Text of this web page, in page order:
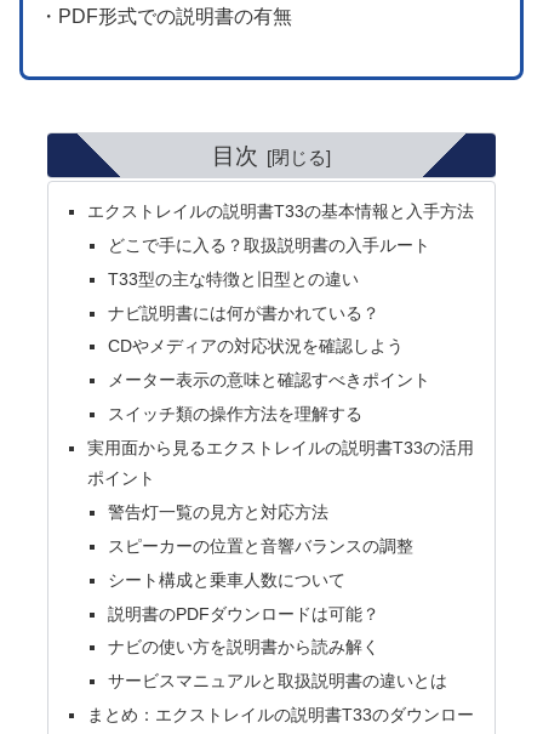
・PDF形式での説明書の有無
目次
エクストレイルの説明書T33の基本情報と入手方法
どこで手に入る？取扱説明書の入手ルート
T33型の主な特徴と旧型との違い
ナビ説明書には何が書かれている？
CDやメディアの対応状況を確認しよう
メーター表示の意味と確認すべきポイント
スイッチ類の操作方法を理解する
実用面から見るエクストレイルの説明書T33の活用
ポイント
警告灯一覧の見方と対応方法
スピーカーの位置と音響バランスの調整
シート構成と乗車人数について
説明書のPDFダウンロードは可能？
ナビの使い方を説明書から読み解く
サービスマニュアルと取扱説明書の違いとは
まとめ：エクストレイルの説明書T33のダウンロー